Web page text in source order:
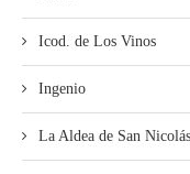
Icod. de Los Vinos
Ingenio
La Aldea de San Nicolás